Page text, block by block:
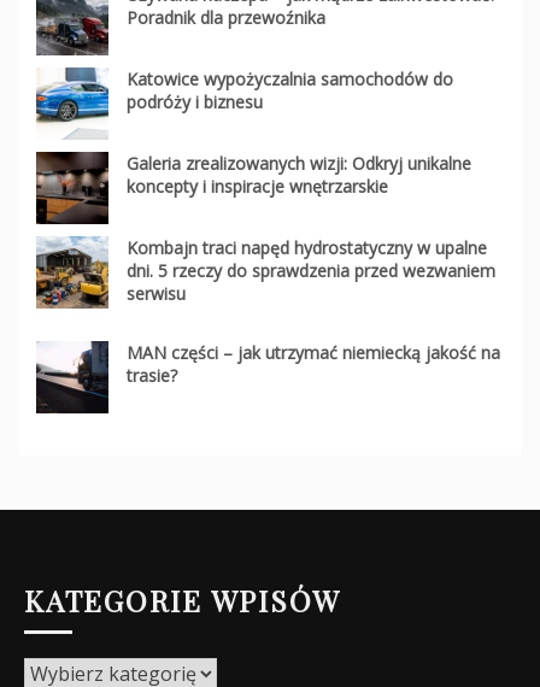
Poradnik dla przewoźnika
Katowice wypożyczalnia samochodów do
podróży i biznesu
Galeria zrealizowanych wizji: Odkryj unikalne
koncepty i inspiracje wnętrzarskie
Kombajn traci napęd hydrostatyczny w upalne
dni. 5 rzeczy do sprawdzenia przed wezwaniem
serwisu
MAN części – jak utrzymać niemiecką jakość na
trasie?
KATEGORIE WPISÓW
Kategorie